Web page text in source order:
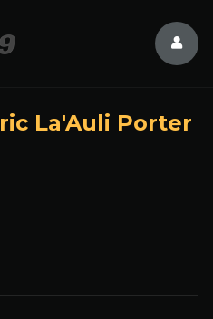
La'Auli Porter